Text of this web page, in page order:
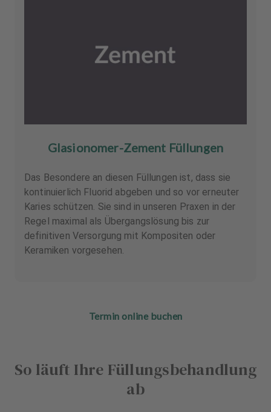
Glasionomer-Zement Füllungen
Das Besondere an diesen Füllungen ist, dass sie
kontinuierlich Fluorid abgeben und so vor erneuter
Karies schützen. Sie sind in unseren Praxen in der
Regel maximal als Übergangslösung bis zur
definitiven Versorgung mit Kompositen oder
Keramiken vorgesehen.
Termin online buchen
So läuft Ihre Füllungsbehandlung
ab